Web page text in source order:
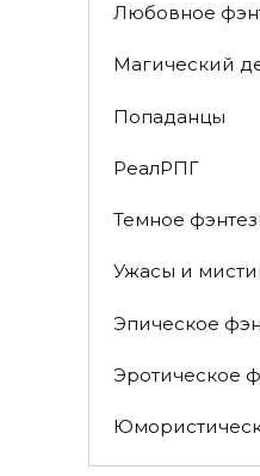
Любовное
Магический
Попаданцы
РеалРПГ
Темное
Ужасы и
Эпическое
Эротическое